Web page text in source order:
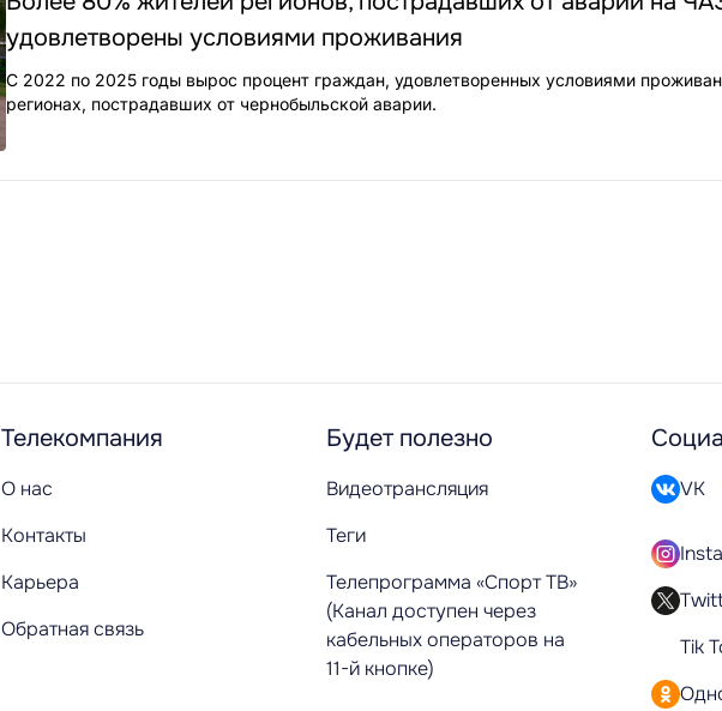
удовлетворены условиями проживания
С 2022 по 2025 годы вырос процент граждан, удовлетворенных условиями
регионах, пострадавших от чернобыльской аварии.
Телекомпания
О нас
Контакты
Карьера
Обратная связь
Будет полезно
Видеотрансляция
Теги
Телепрограмма «Спорт ТВ»
(Канал доступен через
кабельных операторов на
11-й кнопке)
VK
Tik